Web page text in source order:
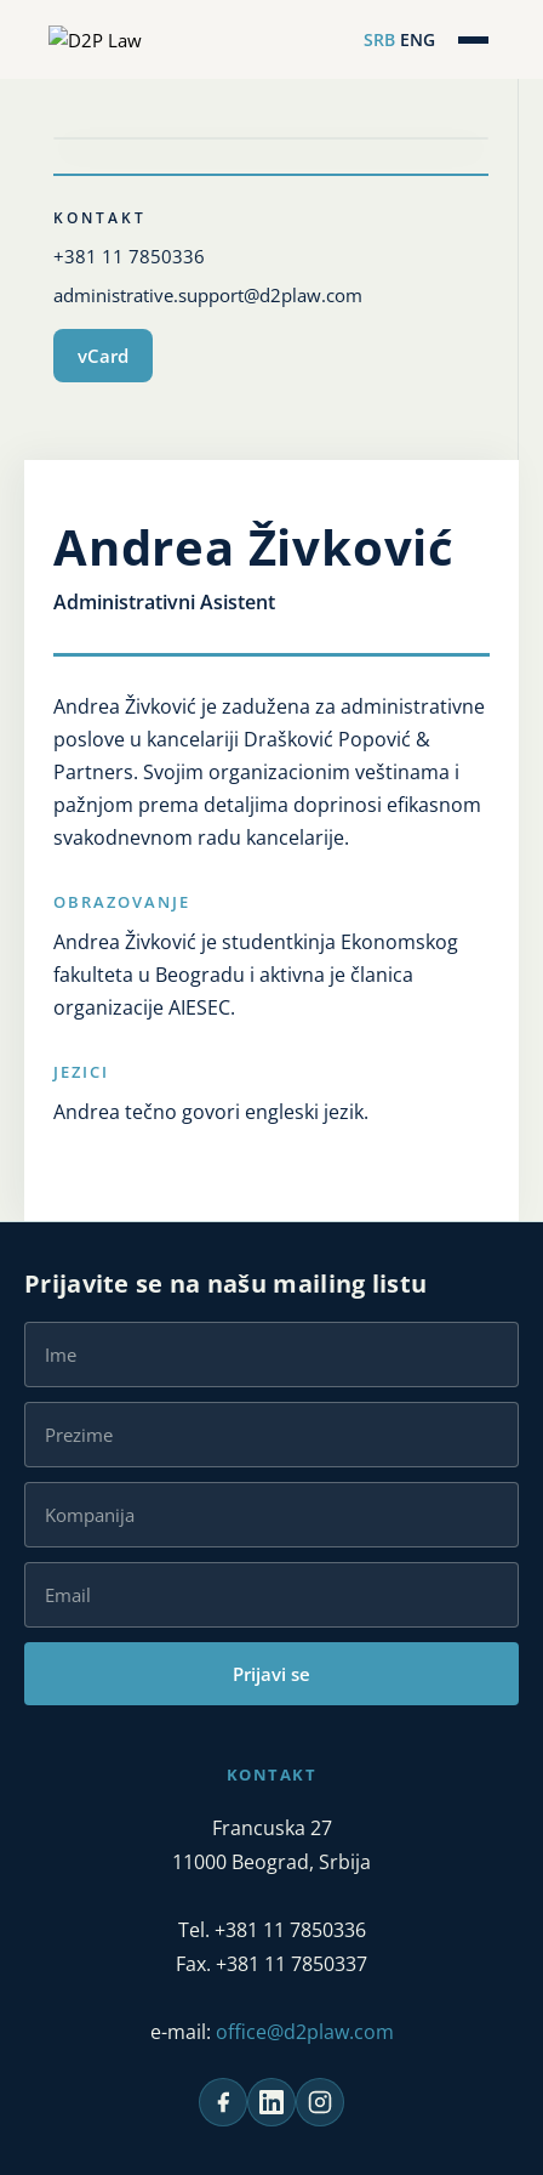
SRB ENG
Regionalna pokrivenost
D2P Novosti
ESG
Karijera
Kontakt
KONTAKT
+381 11 7850336
administrative.support@d2plaw.com
vCard
Andrea Živković
Administrativni Asistent
Andrea Živković je zadužena za administrativne
poslove u kancelariji Drašković Popović &
Partners. Svojim organizacionim veštinama i
pažnjom prema detaljima doprinosi efikasnom
svakodnevnom radu kancelarije.
OBRAZOVANJE
Andrea Živković je studentkinja Ekonomskog
fakulteta u Beogradu i aktivna je članica
organizacije AIESEC.
JEZICI
Andrea tečno govori engleski jezik.
Prijavite se na našu mailing listu
Prijavi se
KONTAKT
Francuska 27
11000 Beograd, Srbija
Tel. +381 11 7850336
Fax. +381 11 7850337
e-mail: office@d2plaw.com